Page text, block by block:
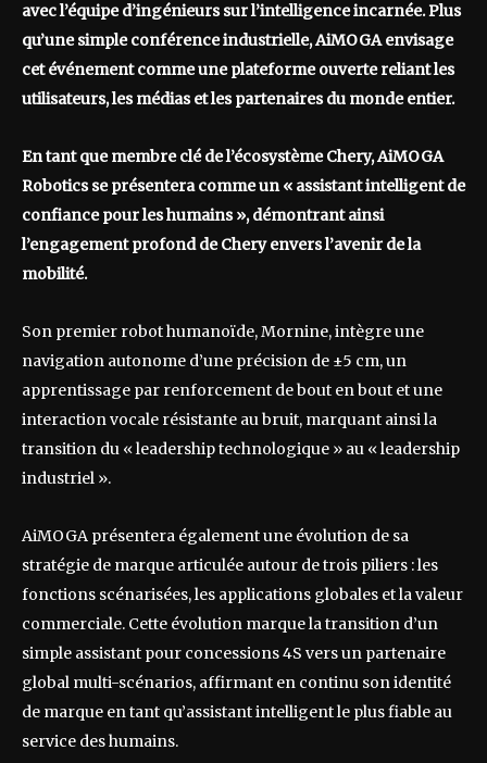
avec l’équipe d’ingénieurs sur l’intelligence incarnée. Plus
qu’une simple conférence industrielle, AiMOGA envisage
cet événement comme une plateforme ouverte reliant les
utilisateurs, les médias et les partenaires du monde entier.
En tant que membre clé de l’écosystème Chery, AiMOGA
Robotics se présentera comme un « assistant intelligent de
confiance pour les humains », démontrant ainsi
l’engagement profond de Chery envers l’avenir de la
mobilité.
Son premier robot humanoïde, Mornine, intègre une
navigation autonome d’une précision de ±5 cm, un
apprentissage par renforcement de bout en bout et une
interaction vocale résistante au bruit, marquant ainsi la
transition du « leadership technologique » au « leadership
industriel ».
AiMOGA présentera également une évolution de sa
stratégie de marque articulée autour de trois piliers : les
fonctions scénarisées, les applications globales et la valeur
commerciale. Cette évolution marque la transition d’un
simple assistant pour concessions 4S vers un partenaire
global multi-scénarios, affirmant en continu son identité
de marque en tant qu’assistant intelligent le plus fiable au
service des humains.